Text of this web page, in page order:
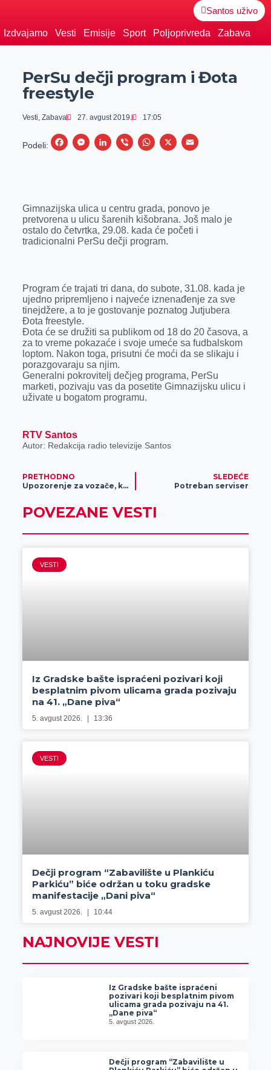
Santos uživo
Izdvajamo Vesti Emisije Sport Poljoprivreda Zabava
PerSu dečji program i Đota
freestyle
Vesti, Zabava 27. avgust 2019. 17:05
Podeli:
F
b
o
o
M
e
n
g
L
e
d
I
V
r
W
s
A
p
X
E
l
Gimnazijska ulica u centru grada, ponovo je
pretvorena u ulicu šarenih kišobrana. Još malo je
ostalo do četvrtka, 29.08. kada će početi i
tradicionalni PerSu dečji program.
Program će trajati tri dana, do subote, 31.08. kada je
ujedno pripremljeno i najveće iznenađenje za sve
tinejdžere, a to je gostovanje poznatog Jutjubera
Đota freestyle.
Đota će se družiti sa publikom od 18 do 20 časova, a
za to vreme pokazaće i svoje umeće sa fudbalskom
loptom. Nakon toga, prisutni će moći da se slikaju i
porazgovaraju sa njim.
Generalni pokrovitelj dečjeg programa, PerSu
marketi, pozivaju vas da posetite Gimnazijsku ulicu i
uživate u bogatom programu.
RTV Santos
Autor: Redakcija radio televizije Santos
PRETHODNO
Upozorenje za vozače, kilometarska kolona na auto-putu Beograd–Niš
SLEDEĆE
Potreban serviser
POVEZANE VESTI
VESTI
Iz Gradske bašte ispraćeni pozivari koji
besplatnim pivom ulicama grada pozivaju
na 41. „Dane piva“
5. avgust 2026. 13:36
VESTI
Dečji program “Zabavilište u Plankiću
Parkiću” biće održan u toku gradske
manifestacije „Dani piva“
5. avgust 2026. 10:44
NAJNOVIJE VESTI
Iz Gradske bašte ispraćeni
pozivari koji besplatnim pivom
ulicama grada pozivaju na 41.
„Dane piva“
5. avgust 2026.
Dečji program “Zabavilište u